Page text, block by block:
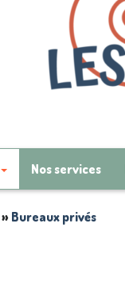
Nos services
» Bureaux privés